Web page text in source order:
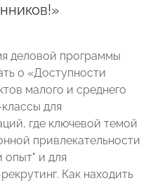
деловой программы
о «Доступности
малого и среднего
для
где ключевой темой
привлекательности
опыт" и для
Как находить